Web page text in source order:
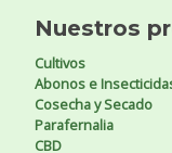
Nuestros
Cultivos
Abonos e
Cosecha y Secado
Parafernalia
CBD